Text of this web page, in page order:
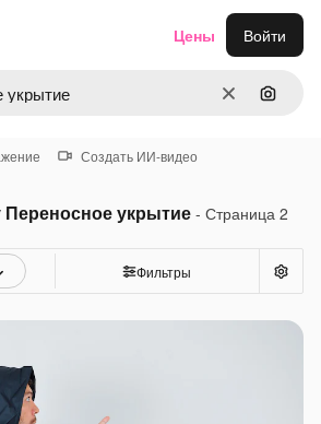
ОчиститьПоиск
Цены Войти
Создать ИИ-видео
укрытие- Страница 2
Фильтры